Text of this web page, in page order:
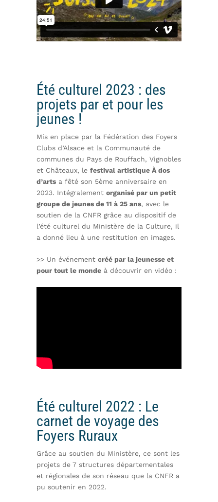
Été culturel 2023 : des
projets par et pour les
jeunes !
Mis en place par la Fédération des Foyers
Clubs d’Alsace et la Communauté de
communes du Pays de Rouffach, Vignobles
et Châteaux, le festival artistique À dos
d’artsa fêté son 5ème anniversaire en
2023. Intégralement organisé par un petit
groupe de jeunes de 11 à 25 ans, avec le
soutien de la CNFR grâce au dispositif de
l’été culturel du Ministère de la Culture, il
a donné lieu à une restitution en images.
>> Un événement créé par la jeunesse et
pour tout le mondeà découvrir en vidéo :
Été culturel 2022 : Le
carnet de voyage des
Foyers Ruraux
Grâce au soutien du Ministère, ce sont les
projets de 7 structures départementales
et régionales de son réseau que la CNFR a
pu soutenir en 2022.